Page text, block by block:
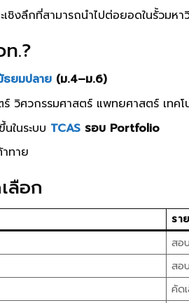
ชิงลึกที่สามารถนำไปต่อยอดในรั้วมห
.?
ธยมปลาย(ม.4–ม.6)
วิศวกรรมศาสตร์ แพทยศาสตร์ เทคโ
ในระบบ TCASรอบ Portfolio
ทาย
ลือก
รา
สอ
สอ
คัด